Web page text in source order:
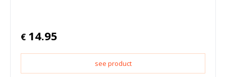
€ 14.95
see product